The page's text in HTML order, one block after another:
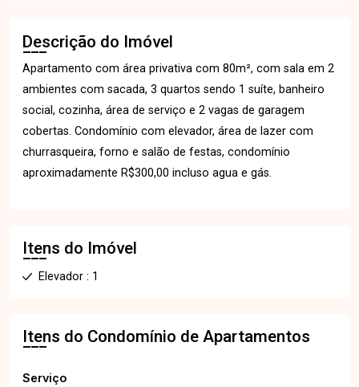
Descrição do Imóvel
Apartamento com área privativa com 80m², com sala em 2
ambientes com sacada, 3 quartos sendo 1 suíte, banheiro
social, cozinha, área de serviço e 2 vagas de garagem
cobertas. Condomínio com elevador, área de lazer com
churrasqueira, forno e salão de festas, condomínio
aproximadamente R$300,00 incluso agua e gás.
Itens do Imóvel
Elevador : 1
Itens do Condomínio de Apartamentos
Serviço